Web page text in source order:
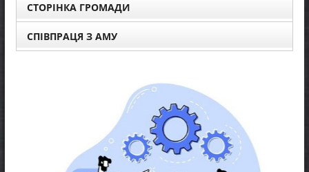
СТОРІНКА ГРОМАДИ
СПІВПРАЦЯ З АМУ